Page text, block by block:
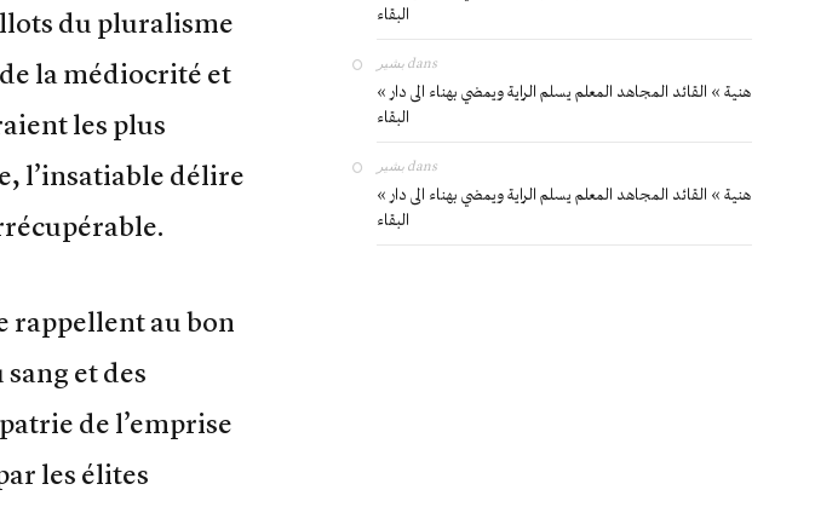
du pluralisme
la médiocrité et
les plus
l’insatiable délire
rappellent au bon
et des
de l’emprise
les élites
البقاء
بشير dans
« هنية » القائد المجاهد المعلم يسلم الراية ويمضي بهناء الى دار
البقاء
بشير dans
« هنية » القائد المجاهد المعلم يسلم الراية ويمضي بهناء الى دار
البقاء